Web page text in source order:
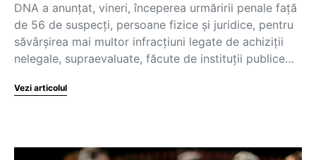
DNA a anunțat, vineri, începerea urmăririi penale față
de 56 de suspecți, persoane fizice și juridice, pentru
săvârșirea mai multor infracțiuni legate de achiziții
nelegale, supraevaluate, făcute de instituții publice…
Vezi articolul